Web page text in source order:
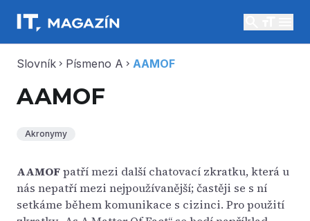
Slovník chevron_right Písmeno A chevron_right AAMOF
AAMOF
Akronymy
AAMOFpatří mezi další chatovací zkratku, která u
nás nepatří mezi nejpoužívanější; častěji se s ní
setkáme během komunikace s cizinci. Pro použití